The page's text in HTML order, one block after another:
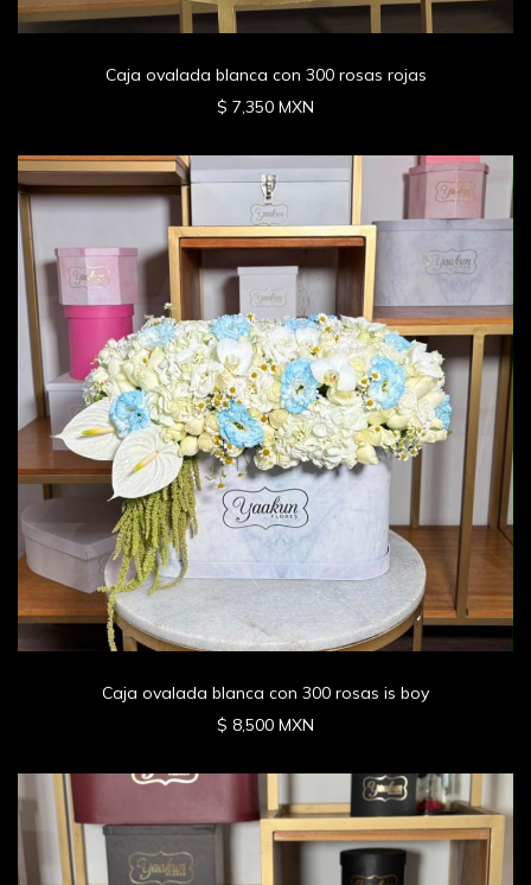
Caja ovalada blanca con 300 rosas rojas
$ 7,350 MXN
Caja ovalada blanca con 300 rosas is boy
$ 8,500 MXN